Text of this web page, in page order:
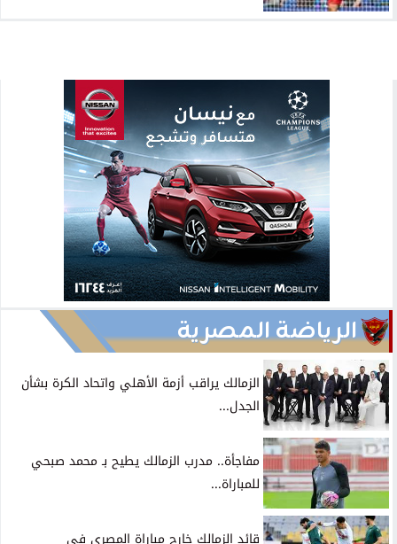
الرياضة المصرية
الزمالك يراقب أزمة الأهلي واتحاد الكرة بشأن
الجدل...
مفاجأة.. مدرب الزمالك يطيح بـ محمد صبحي
للمباراة...
قائد الزمالك خارج مباراة المصري في